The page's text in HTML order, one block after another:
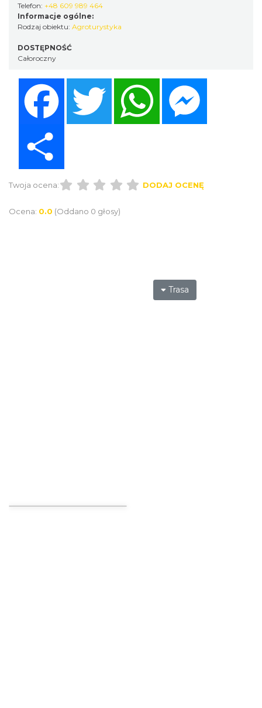
Telefon: +48 609 989 464
Informacje ogólne:
Rodzaj obiektu: Agroturystyka
DOSTĘPNOŚĆ
Całoroczny
Twitter WhatsApp
Twoja ocena: DODAJ OCENĘ
Ocena: 0.0 (Oddano 0 głosy)
Trasa